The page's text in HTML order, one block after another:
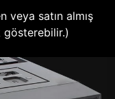
satın almış